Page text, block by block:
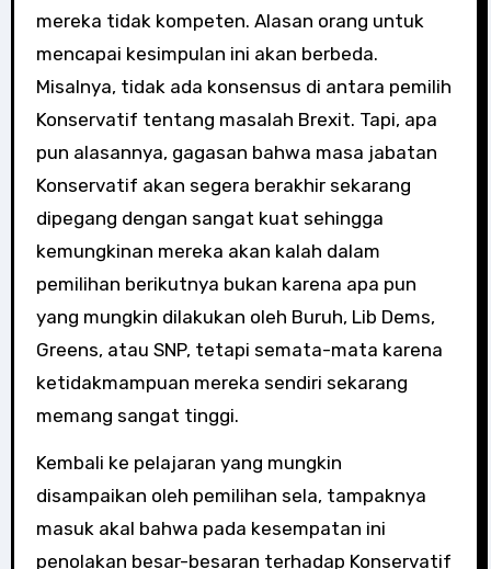
mereka tidak kompeten. Alasan orang untuk
mencapai kesimpulan ini akan berbeda.
Misalnya, tidak ada konsensus di antara pemilih
Konservatif tentang masalah Brexit. Tapi, apa
pun alasannya, gagasan bahwa masa jabatan
Konservatif akan segera berakhir sekarang
dipegang dengan sangat kuat sehingga
kemungkinan mereka akan kalah dalam
pemilihan berikutnya bukan karena apa pun
yang mungkin dilakukan oleh Buruh, Lib Dems,
Greens, atau SNP, tetapi semata-mata karena
ketidakmampuan mereka sendiri sekarang
memang sangat tinggi.
Kembali ke pelajaran yang mungkin
disampaikan oleh pemilihan sela, tampaknya
masuk akal bahwa pada kesempatan ini
penolakan besar-besaran terhadap Konservatif